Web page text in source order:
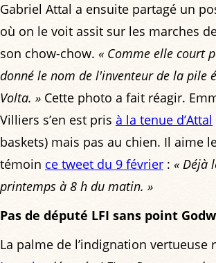
Gabriel Attal a ensuite partagé un
où on le voit assit sur les marches
son chow-chow. « Comme elle court
donné le nom de l'inventeur de la pile
Volta. » Cette photo a fait réagir.
Villiers s’en est pris à la tenue d’Attal
baskets) mais pas au chien. Il aime
témoin ce tweet du 9 février : « Déjà
printemps à 8 h du matin. »
Pas de député LFI sans point
La palme de l’indignation vertueuse